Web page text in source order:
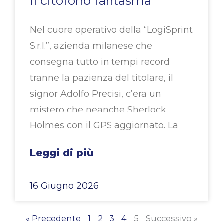
Nel cuore operativo della “LogiSprint
S.r.l.”, azienda milanese che
consegna tutto in tempi record
tranne la pazienza del titolare, il
signor Adolfo Precisi, c’era un
mistero che neanche Sherlock
Holmes con il GPS aggiornato. La
Leggi di più
16 Giugno 2026
« Precedente 1 2 3 4 5 Successivo »